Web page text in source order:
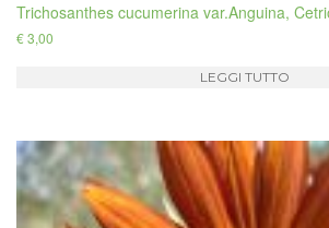
Trichosanthes cucumerina var.Anguina,
€3,00
LEGGI TUTTO